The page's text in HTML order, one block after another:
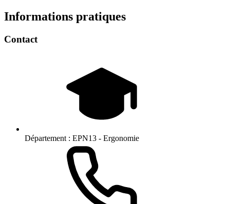
Informations pratiques
Contact
Département : EPN13 - Ergonomie